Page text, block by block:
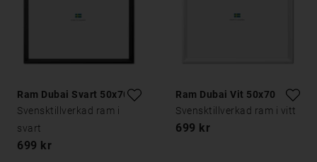
Ram Dubai Svart 50x70
Svensktillverkad ram i
svart
699 kr
Ram Dubai Vit 50x70
Svensktillverkad ram i vitt
699 kr